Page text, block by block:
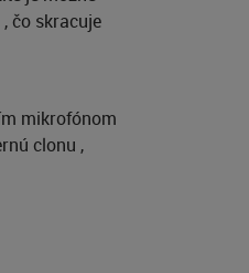
čo skracuje
mikrofónom
clonu ,